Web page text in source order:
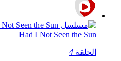
Had I Not Seen the Sun
الحلقة 4